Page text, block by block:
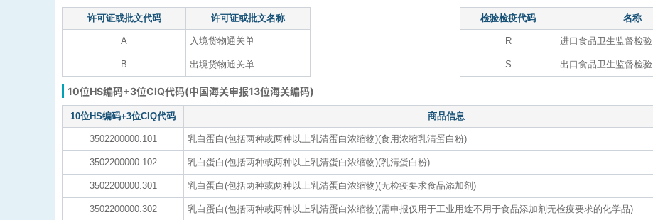
许可证或批文代码 许可证或批文名称
A 入境货物通关单
B 出境货物通关单
检验检疫代码 名称
R 进口食品卫生监督检验
S 出口食品卫生监督检验
10位HS编码+3位CIQ代码(中国海关申报13位海关编码)
10位HS编码+3位CIQ代码 商品信息
3502200000.101 乳白蛋白(包括两种或两种以上乳清蛋白浓缩物)(食用浓缩乳清蛋白粉)
3502200000.102 乳白蛋白(包括两种或两种以上乳清蛋白浓缩物)(乳清蛋白粉)
3502200000.301 乳白蛋白(包括两种或两种以上乳清蛋白浓缩物)(无检疫要求食品添加剂)
3502200000.302 乳白蛋白(包括两种或两种以上乳清蛋白浓缩物)(需申报仅用于工业用途不用于食品添加剂无检疫要求的化学品)